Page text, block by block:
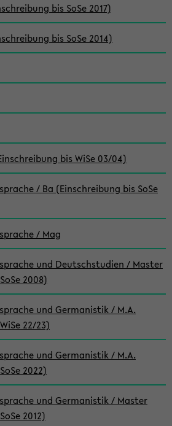
bis SoSe 2017)
bis SoSe 2014)
bis WiSe 03/04)
/ Ba (Einschreibung bis SoSe
/ Mag
und Deutschstudien / Master
2008)
und Germanistik / M.A.
22/23)
und Germanistik / M.A.
2022)
und Germanistik / Master
2012)